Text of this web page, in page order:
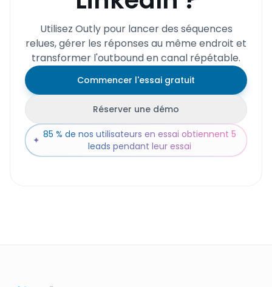
Utilisez Outly pour lancer des séquences
relues, gérer les réponses au même endroit et
transformer l'outbound en canal répétable.
Commencer l'essai gratuit
Réserver une démo
✦ 85 % de nos utilisateurs en essai obtiennent 5
leads pendant leur essai